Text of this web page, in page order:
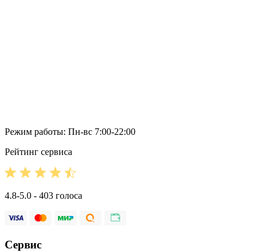
Режим работы: Пн-вс 7:00-22:00
Рейтинг сервиса
4.8-5.0 - 403 голоса
Сервис